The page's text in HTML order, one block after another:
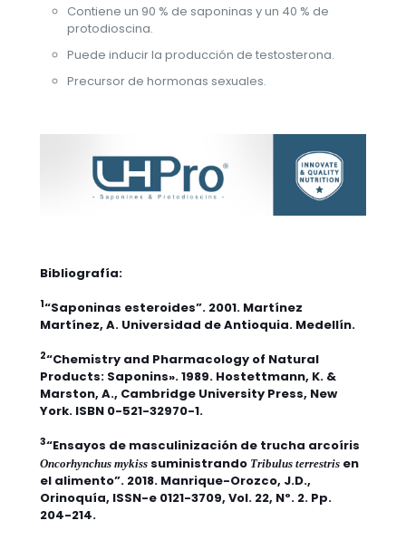
Contiene un 90 % de saponinas y un 40 % de
protodioscina.
Puede inducir la producción de testosterona.
Precursor de hormonas sexuales.
Bibliografía:
1“Saponinas esteroides”. 2001. Martínez
Martínez, A. Universidad de Antioquia. Medellín.
2“Chemistry and Pharmacology of Natural
Products: Saponins». 1989. Hostettmann, K. &
Marston, A., Cambridge University Press, New
York. ISBN 0-521-32970-1.
3“Ensayos de masculinización de trucha arcoíris
Oncorhynchus mykiss suministrando Tribulus terrestris en
el alimento”. 2018. Manrique-Orozco, J.D.,
Orinoquía, ISSN-e 0121-3709, Vol. 22, Nº. 2. Pp.
204-214.